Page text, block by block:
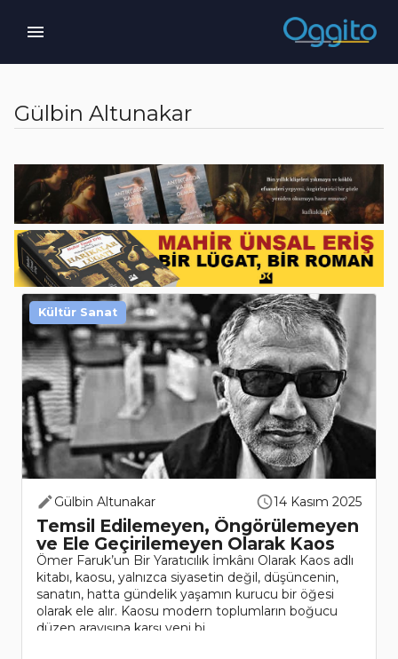
Gülbin Altunakar
Gülbin Altunakar 14 Kasım 2025
Temsil Edilemeyen, Öngörülemeyen
ve Ele Geçirilemeyen Olarak Kaos
Ömer Faruk’un Bir Yaratıcılık İmkânı Olarak Kaos adlı
kitabı, kaosu, yalnızca siyasetin değil, düşüncenin,
sanatın, hatta gündelik yaşamın kurucu bir öğesi
olarak ele alır. Kaosu modern toplumların boğucu
düzen arayışına karşı yeni bi..
Kültür Sanat